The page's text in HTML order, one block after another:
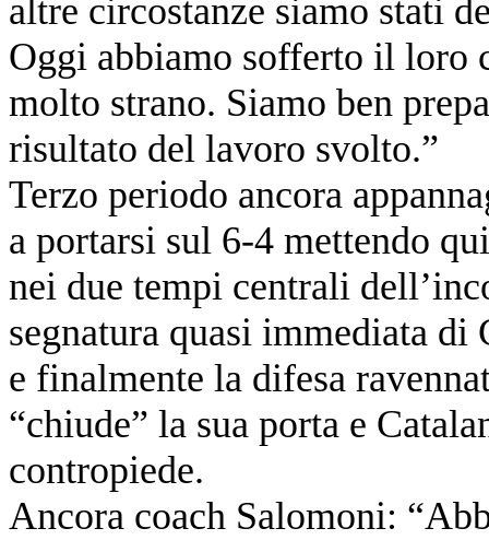
altre circostanze siamo stati
Oggi abbiamo sofferto il loro
molto strano. Siamo ben
risultato del lavoro svolto.”
Terzo periodo ancora
a portarsi sul 6-4 mettendo
nei due tempi centrali
segnatura quasi immediata
e finalmente la difesa
“chiude” la sua porta e
contropiede.
Ancora coach Salomoni: